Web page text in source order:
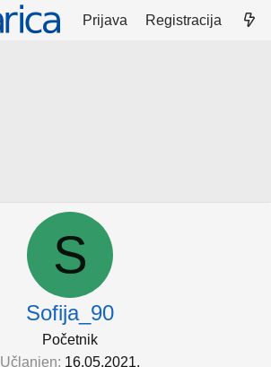
Prijava Registracija
S
Sofija_90
Početnik
Učlanjen 16.05.2021.